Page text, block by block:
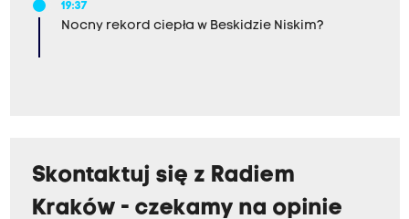
19:37
Nocny rekord ciepła w Beskidzie Niskim?
Skontaktuj się z Radiem
Kraków - czekamy na opinie